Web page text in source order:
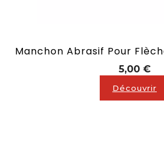
5,00 €Prix
Découvrir